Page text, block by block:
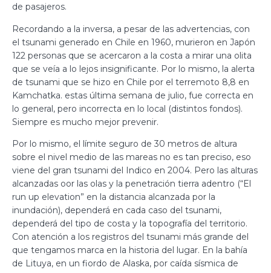
de pasajeros.
Recordando a la inversa, a pesar de las advertencias, con
el tsunami generado en Chile en 1960, murieron en Japón
122 personas que se acercaron a la costa a mirar una olita
que se veía a lo lejos insignificante. Por lo mismo, la alerta
de tsunami que se hizo en Chile por el terremoto 8,8 en
Kamchatka. estas última semana de julio, fue correcta en
lo general, pero incorrecta en lo local (distintos fondos).
Siempre es mucho mejor prevenir.
Por lo mismo, el límite seguro de 30 metros de altura
sobre el nivel medio de las mareas no es tan preciso, eso
viene del gran tsunami del Indico en 2004. Pero las alturas
alcanzadas oor las olas y la penetración tierra adentro (“El
run up elevation” en la distancia alcanzada por la
inundación), dependerá en cada caso del tsunami,
dependerá del tipo de costa y la topografía del territorio.
Con atención a los registros del tsunami más grande del
que tengamos marca en la historia del lugar. En la bahía
de Lituya, en un fiordo de Alaska, por caída sísmica de